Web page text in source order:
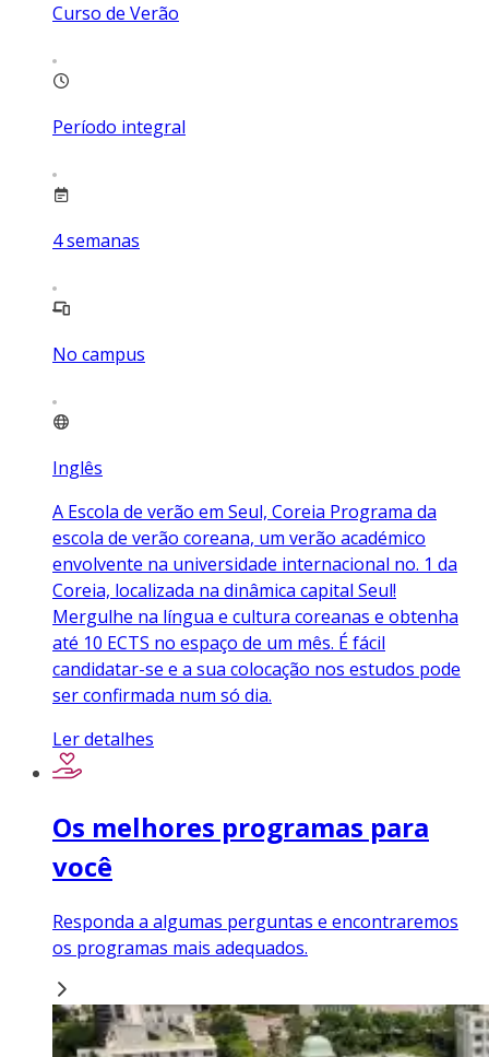
Curso de Verão
Período integral
4semanas
No campus
Inglês
A Escola de verão em Seul, Coreia Programa da
escola de verão coreana, um verão académico
envolvente na universidade internacional no. 1 da
Coreia, localizada na dinâmica capital Seul!
Mergulhe na língua e cultura coreanas e obtenha
até 10 ECTS no espaço de um mês. É fácil
candidatar-se e a sua colocação nos estudos pode
ser confirmada num só dia.
Ler detalhes
Os melhores programas para
você
Responda a algumas perguntas e encontraremos
os programas mais adequados.